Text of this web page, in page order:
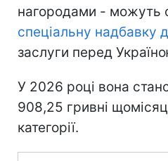
нагородами - можуть
спеціальну надбавку
заслуги перед
У 2026 році вона
908,25 гривні
категорії.